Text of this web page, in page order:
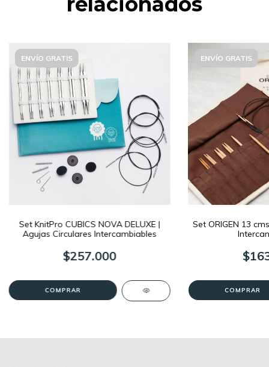
ENVÍO GRATIS
Set KnitPro CUBICS NOVA DELUXE |
Agujas Circulares Intercambiables
$257.000
ENVÍO GRATIS
Set ORIGEN 13
COMPRAR